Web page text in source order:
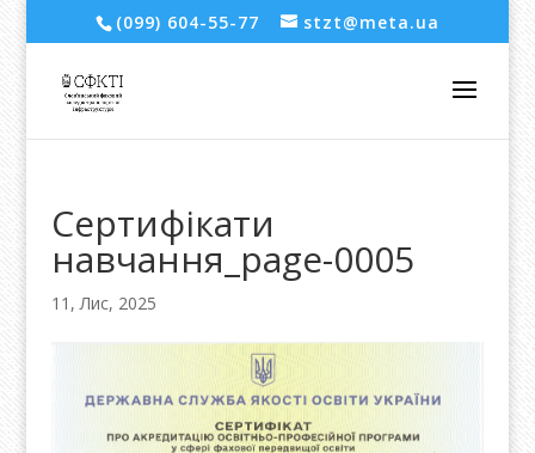
(099) 604-55-77 stzt@meta.ua
Сертифікати
навчання_page-0005
11, Лис, 2025